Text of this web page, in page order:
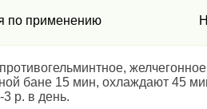
по применению
бане 15 мин, охлаждают 45
р. в день.